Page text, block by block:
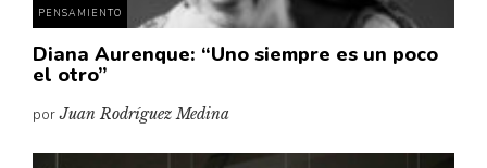
PENSAMIENTO
Diana Aurenque: “Uno siempre es un poco
el otro”
porJuan Rodríguez Medina